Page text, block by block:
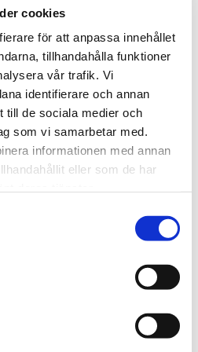
cookies
för att anpassa innehållet
tillhandahålla funktioner
vår trafik. Vi
identifierare och annan
till de sociala medier och
som vi samarbetar med.
informationen med annan
eller som de har
I17 Nutram Indoor katt
Helfoder gör vuxna katter
som är inomhus
Från 253kr